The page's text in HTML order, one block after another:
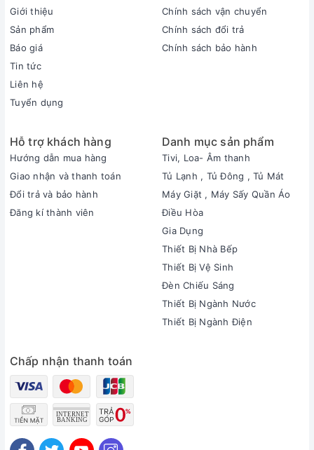
Giới thiệu
Sản phẩm
Báo giá
Tin tức
Liên hệ
Tuyển dụng
Chính sách vận chuyển
Chính sách đổi trả
Chính sách bảo hành
Hỗ trợ khách hàng
Hướng dẫn mua hàng
Giao nhận và thanh toán
Đổi trả và bảo hành
Đăng kí thành viên
Danh mục sản phẩm
Tivi, Loa- Âm thanh
Tủ Lạnh , Tủ Đông , Tủ Mát
Máy Giặt , Máy Sấy Quần Áo
Điều Hòa
Gia Dụng
Thiết Bị Nhà Bếp
Thiết Bị Vệ Sinh
Đèn Chiếu Sáng
Thiết Bị Ngành Nước
Thiết Bị Ngành Điện
Chấp nhận thanh toán